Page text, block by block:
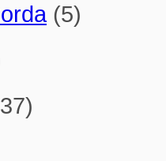
(5)